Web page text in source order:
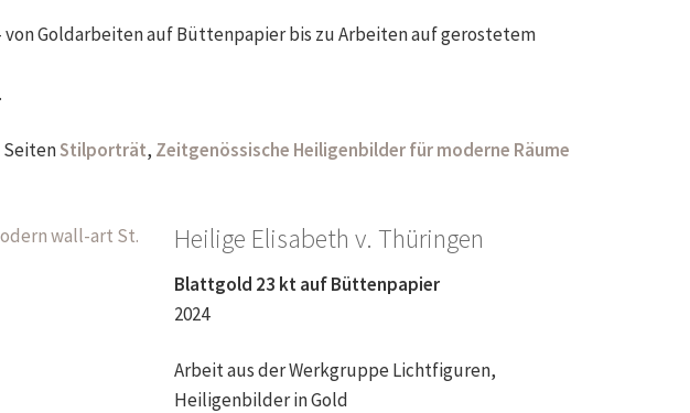
Goldarbeiten auf Büttenpapier bis zu Arbeiten auf gerostetem
SeitenStilporträt, Zeitgenössische Heiligenbilder für moderne Räume
Heilige Elisabeth v. Thüringen
Blattgold 23 kt auf Büttenpapier
2024
Arbeit aus der Werkgruppe Lichtfiguren,
Heiligenbilder in Gold